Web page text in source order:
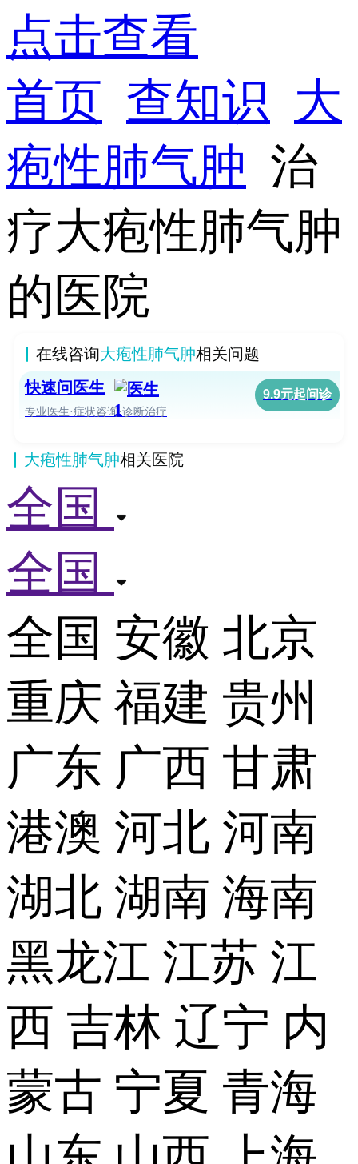
点击查看
首页 查知识 大
疱性肺气肿 治
疗大疱性肺气肿
的医院
在线咨询大疱性肺气肿相关问题
快速问医生
专业医生·症状咨询·诊断治疗
9.9元起问诊
大疱性肺气肿相关医院
全国
全国
全国 安徽 北京
重庆 福建 贵州
广东 广西 甘肃
港澳 河北 河南
湖北 湖南 海南
黑龙江 江苏 江
西 吉林 辽宁 内
蒙古 宁夏 青海